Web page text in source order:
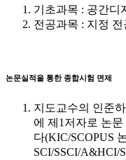
기초과목 : 공간디
전공과목 : 지정
논문실적을 통한 종합시험 면제
지도교수의 인준
에 제1저자로 논
다(KIC/SCOPUS
SCI/SSCI/A&HCI/